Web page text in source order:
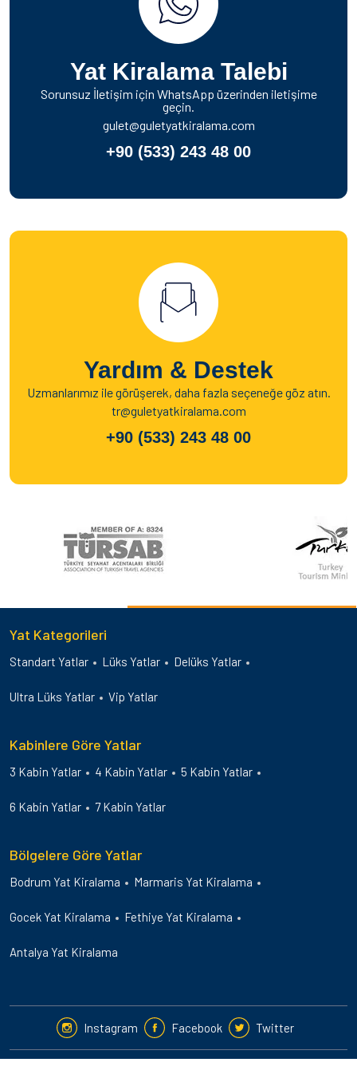
Yat Kiralama Talebi
Sorunsuz İletişim için WhatsApp üzerinden iletişime
geçin.
gulet@guletyatkiralama.com
+90 (533) 243 48 00
Yardım & Destek
Uzmanlarımız ile görüşerek, daha fazla seçeneğe göz atın.
tr@guletyatkiralama.com
+90 (533) 243 48 00
Yat Kategorileri
Standart Yatlar Lüks Yatlar Delüks Yatlar
Ultra Lüks Yatlar Vip Yatlar
Kabinlere Göre Yatlar
3 Kabin Yatlar 4 Kabin Yatlar 5 Kabin Yatlar
6 Kabin Yatlar 7 Kabin Yatlar
Bölgelere Göre Yatlar
Bodrum Yat Kiralama Marmaris Yat Kiralama
Gocek Yat Kiralama Fethiye Yat Kiralama
Antalya Yat Kiralama
Instagram Facebook Twitter